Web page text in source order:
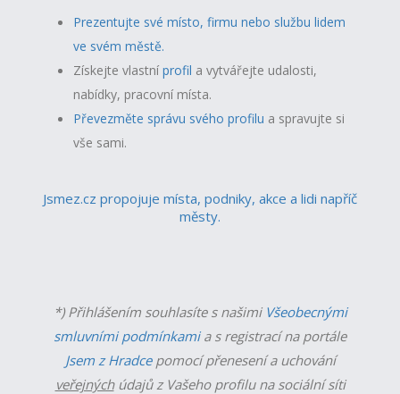
Prezentujte své místo, firmu nebo službu lidem
ve svém městě.
Získejte vlastníprofil a vytvářejte udalosti,
nabídky, pracovní místa.
Převezměte správu svého profilu a spravujte si
vše sami.
Jsmez.cz propojuje místa, podniky, akce a lidi napříč
městy.
*) Přihlášením souhlasíte s našimi Všeobecnými
smluvními podmínkamia s registrací na portále
Jsem z Hradcepomocí přenesení a uchování
veřejnýchúdajů z Vašeho profilu na sociální síti